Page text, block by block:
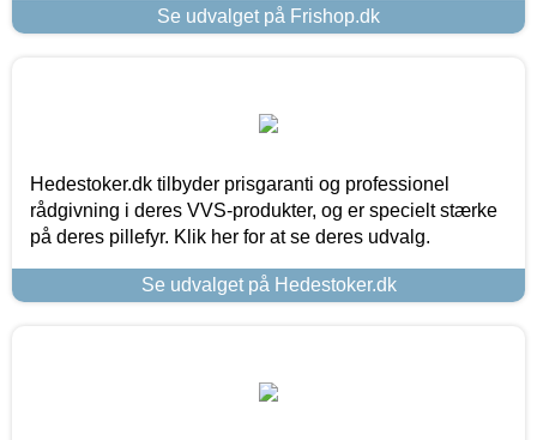
Se udvalget på Frishop.dk
Hedestoker.dk tilbyder prisgaranti og professionel
rådgivning i deres VVS-produkter, og er specielt stærke
på deres pillefyr. Klik her for at se deres udvalg.
Se udvalget på Hedestoker.dk